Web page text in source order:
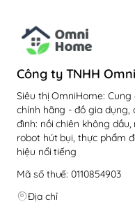
Công ty TNHH
Siêu thị OmniHome:
chính hãng - đồ gia dụng,
đình: nồi chiên không dầu,
robot hút bụi, thực phẩm
hiệu nổi tiếng
Mã số thuế: 0110854903
Địa chỉ